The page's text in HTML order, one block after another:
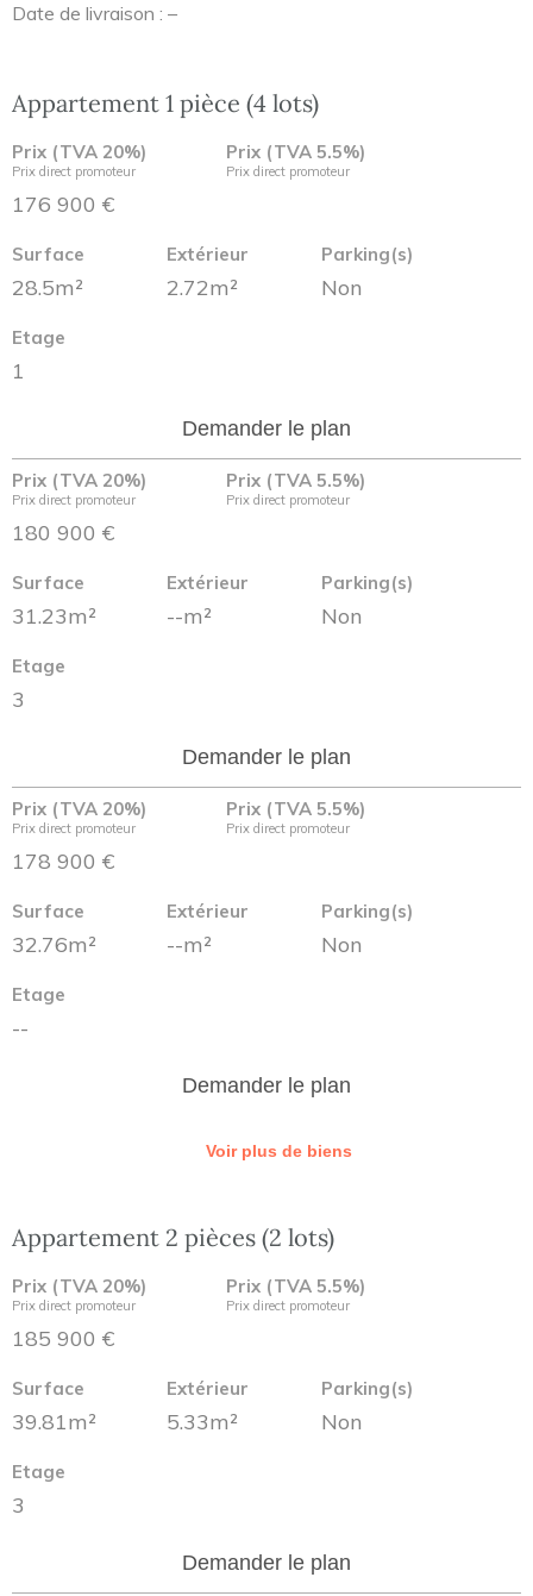
Date de livraison : –
Appartement 1 pièce (4 lots)
Prix (TVA 20%)
Prix direct promoteur
176 900 €
Prix (TVA 5.5%)
Prix direct promoteur
Surface
28.5m²
Extérieur
2.72m²
Parking(s)
Non
Etage
1
Demander le plan
Prix (TVA 20%)
Prix direct promoteur
180 900 €
Prix (TVA 5.5%)
Prix direct promoteur
Surface
31.23m²
Extérieur
--m²
Parking(s)
Non
Etage
3
Demander le plan
Prix (TVA 20%)
Prix direct promoteur
178 900 €
Prix (TVA 5.5%)
Prix direct promoteur
Surface
32.76m²
Extérieur
--m²
Parking(s)
Non
Etage
--
Demander le plan
Voir plus de biens
Appartement 2 pièces (2 lots)
Prix (TVA 20%)
Prix direct promoteur
185 900 €
Prix (TVA 5.5%)
Prix direct promoteur
Surface
39.81m²
Extérieur
5.33m²
Parking(s)
Non
Etage
3
Demander le plan